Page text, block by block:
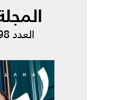
العدد 1098 | تموز 2026